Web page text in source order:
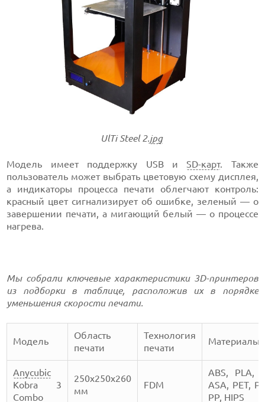
UlTi Steel 2.jpg
Модель имеет поддержку USB иSD-карт. Также
пользователь может выбрать цветовую схему дисплея,
а индикаторы процесса печати облегчают контроль:
красный цвет сигнализирует об ошибке, зеленый — о
завершении печати, а мигающий белый — о процессе
нагрева.
Мы собрали ключевые характеристики 3D-принтеров
из подборки в таблице, расположив их в порядке
уменьшения скорости печати.
Модель
Область
печати
Технология
печати
Материалы
Anycubic
Kobra 3
Combo
250х250х260
мм
FDM
ABS, PLA,
ASA, PET,
PP, HIPS